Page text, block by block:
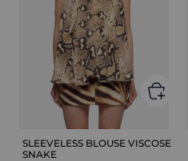
SLEEVELESS BLOUSE VISCOSE
SNAKE